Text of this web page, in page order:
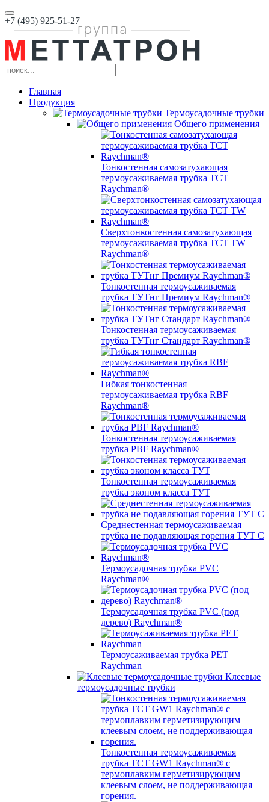
+7 (495) 925-51-27
Главная
Продукция
Термоусадочные трубки
Общего применения
Тонкостенная самозатухающая
термоусаживаемая трубка ТCT
Raychman®
Сверхтонкостенная самозатухающая
термоусаживаемая трубка ТCT TW
Raychman®
Тонкостенная термоусаживаемая
трубка ТУТнг Премиум Raychman®
Тонкостенная термоусаживаемая
трубка ТУТнг Стандарт Raychman®
Гибкая тонкостенная
термоусаживаемая трубка RBF
Raychman®
Тонкостенная термоусаживаемая
трубка PBF Raychman®
Тонкостенная термоусаживаемая
трубка эконом класса ТУТ
Среднестенная термоусаживаемая
трубка не подавляющая горения ТУТ С
Термоусадочная трубка PVC
Raychman®
Термоусадочная трубка PVC (под
дерево) Raychman®
Термоусаживаемая трубка PET
Raychman
Клеевые
термоусадочные трубки
Тонкостенная термоусаживаемая
трубка TCT GW1 Raychman® с
термоплавким герметизирующим
клеевым слоем, не поддерживающая
горения.